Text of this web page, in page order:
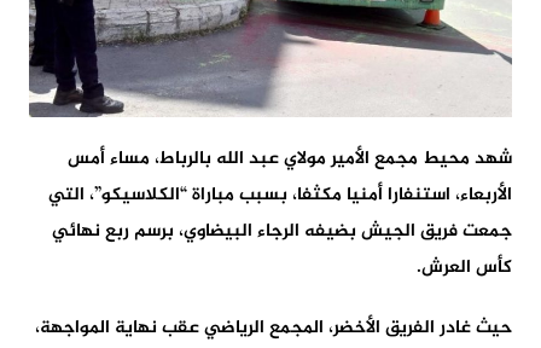
شهد محيط مجمع الأمير مولاي عبد الله بالرباط، مساء أمس
الأربعاء، استنفارا أمنيا مكثفا، بسبب مباراة “الكلاسيكو”، التي
جمعت فريق الجيش بضيفه الرجاء البيضاوي، برسم ربع نهائي
كأس العرش.
حيث غادر الفريق الأخضر، المجمع الرياضي عقب نهاية المواجهة،